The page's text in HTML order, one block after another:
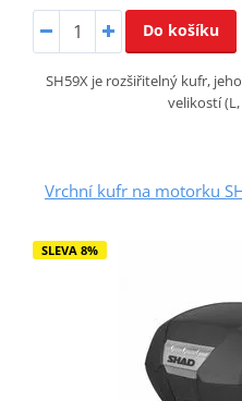
Do košíku
SH59X je rozšiřitelný kufr,
velikostí (L,
Vrchní kufr na motorku
SLEVA 8%